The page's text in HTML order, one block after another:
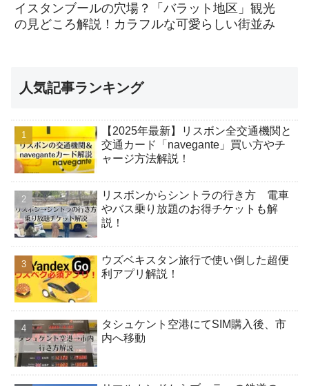
イスタンブールの穴場？「バラット地区」観光
の見どころ解説！カラフルな可愛らしい街並み
人気記事ランキング
【2025年最新】リスボン全交通機関と
交通カード「navegante」買い方やチ
ャージ方法解説！
リスボンからシントラの行き方 電車
やバス乗り放題のお得チケットも解
説！
ウズベキスタン旅行で使い倒した超便
利アプリ解説！
タシュケント空港にてSIM購入後、市
内へ移動